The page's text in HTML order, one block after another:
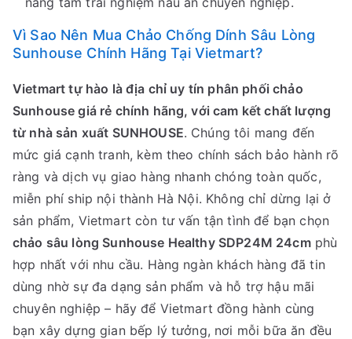
Vì Sao Nên Mua Chảo Chống Dính Sâu Lòng
Sunhouse Chính Hãng Tại Vietmart?
Vietmart tự hào là địa chỉ uy tín phân phối chảo
Sunhouse giá rẻ chính hãng, với cam kết chất lượng
từ nhà sản xuất SUNHOUSE. Chúng tôi mang đến
mức giá cạnh tranh, kèm theo chính sách bảo hành rõ
ràng và dịch vụ giao hàng nhanh chóng toàn quốc,
miễn phí ship nội thành Hà Nội. Không chỉ dừng lại ở
sản phẩm, Vietmart còn tư vấn tận tình để bạn chọn
chảo sâu lòng Sunhouse Healthy SDP24M 24cmphù
hợp nhất với nhu cầu. Hàng ngàn khách hàng đã tin
dùng nhờ sự đa dạng sản phẩm và hỗ trợ hậu mãi
chuyên nghiệp – hãy để Vietmart đồng hành cùng
bạn xây dựng gian bếp lý tưởng, nơi mỗi bữa ăn đều